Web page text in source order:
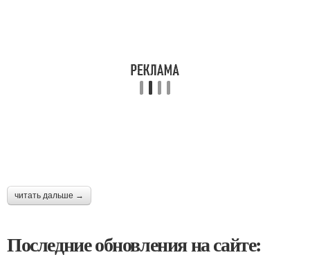
читать дальше →
Последние обновления на сайте: